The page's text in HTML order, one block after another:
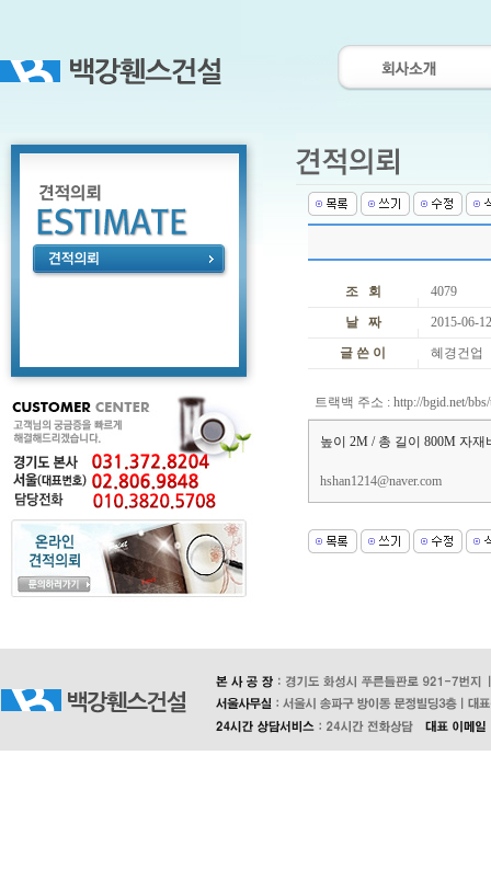
조 회
4079
날 짜
2015-06-
글 쓴 이
혜경건업
트랙백 주소 : http://bgid.net/
높이 2M / 총 길이 800M 자
hshan1214@naver.com